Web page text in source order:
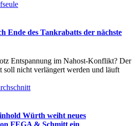
Ende des Tankrabatts der nächste
Entspannung im Nahost-Konflikt? Der
soll nicht verlängert werden und läuft
Würth weiht neues
FEGA & Schmitt ein